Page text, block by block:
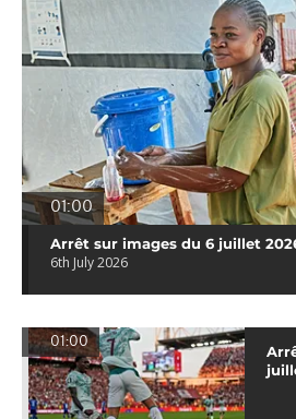
01:00
Arrêt sur images du 6 juillet
6th July 2026
01:00